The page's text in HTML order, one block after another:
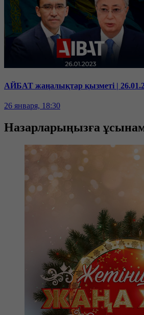
АЙБАТ жаңалықтар қызметі |
26 января, 18:30
Назарларыңызға